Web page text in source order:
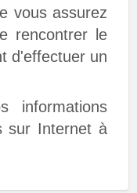
vous assurez
rencontrer le
d'effectuer un
informations
sur Internet à